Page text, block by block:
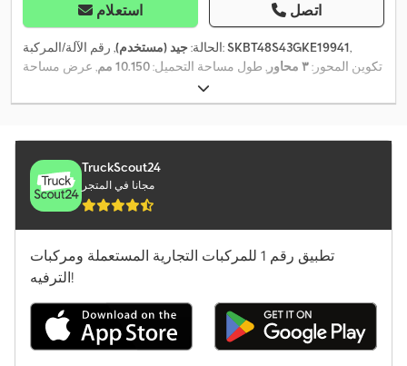
استعلام اتصل
الحالة:جيد (مستخدم) , رقم الآلة/المركبة:SKBT48S43GKE19941,
تكوين المحور:٣ محاور , طول مساحة التحميل:10.150 مم
, عرض مساحة
, ارتفاع مساحة التحميل:
TruckScout24
مجانا في المتجر
تطبيق رقم 1 للمركبات التجارية المستعملة ومركبات
الترفيه!